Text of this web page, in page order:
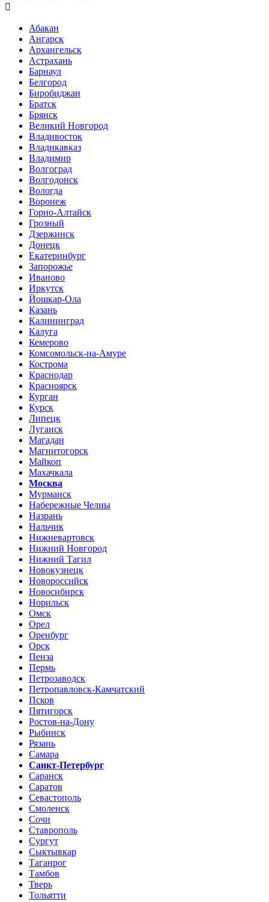

Абакан
Ангарск
Архангельск
Астрахань
Барнаул
Белгород
Биробиджан
Братск
Брянск
Великий Новгород
Владивосток
Владикавказ
Владимир
Волгоград
Волгодонск
Вологда
Воронеж
Горно-Алтайск
Грозный
Дзержинск
Донецк
Екатеринбург
Запорожье
Иваново
Иркутск
Йошкар-Ола
Казань
Калининград
Калуга
Кемерово
Комсомольск-на-Амуре
Кострома
Краснодар
Красноярск
Курган
Курск
Липецк
Луганск
Магадан
Магнитогорск
Майкоп
Махачкала
Москва
Мурманск
Набережные Челны
Назрань
Нальчик
Нижневартовск
Нижний Новгород
Нижний Тагил
Новокузнецк
Новороссийск
Новосибирск
Норильск
Омск
Орел
Оренбург
Орск
Пенза
Пермь
Петрозаводск
Петропавловск-Камчатский
Псков
Пятигорск
Ростов-на-Дону
Рыбинск
Рязань
Самара
Санкт-Петербург
Саранск
Саратов
Севастополь
Смоленск
Сочи
Ставрополь
Сургут
Сыктывкар
Таганрог
Тамбов
Тверь
Тольятти